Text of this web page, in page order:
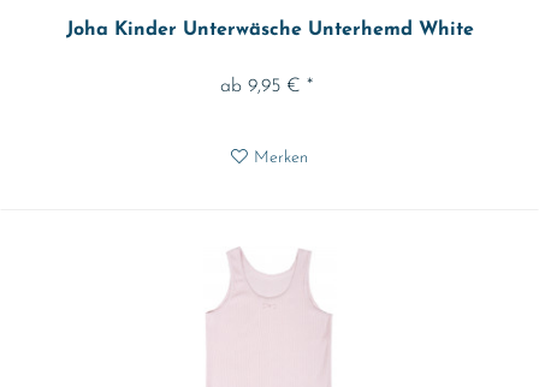
Joha Kinder Unterwäsche Unterhemd White
ab 9,95 € *
Merken